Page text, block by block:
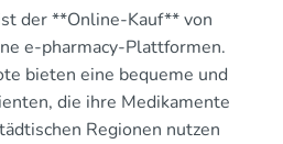
der **Online-Kauf** von
e-pharmacy-Plattformen.
bieten eine bequeme und
die ihre Medikamente
Regionen nutzen